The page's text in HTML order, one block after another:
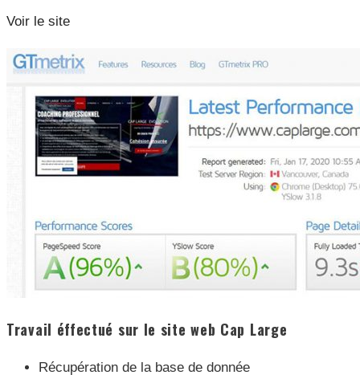
Voir le site
Travail éffectué sur le site web Cap Large
Récupération de la base de donnée